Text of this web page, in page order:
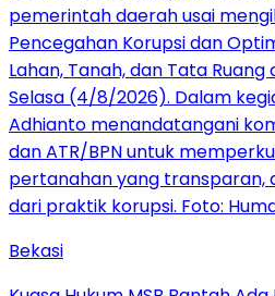
Bekasi